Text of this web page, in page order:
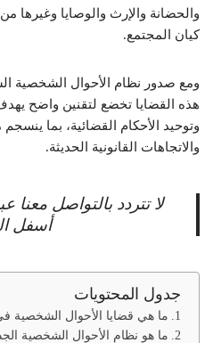
والحضانة والإرث والوصايا وغيرها
كيان المجتمع.
هذه القضايا تخضع لتقنين واضح
وتوحيد الأحكام القضائية، بما
والاتجاهات القانونية الحديثة.
لا تتردد بالتواصل معنا
أسفل
جدول المحتويات
ما هي قضايا الأحوال الشخصية
ما هو نظام الأحوال الشخصية